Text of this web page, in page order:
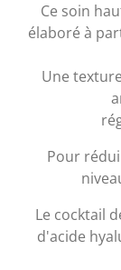
Ce soin
élaboré à
Une
Pour
Le cocktail
d'acide